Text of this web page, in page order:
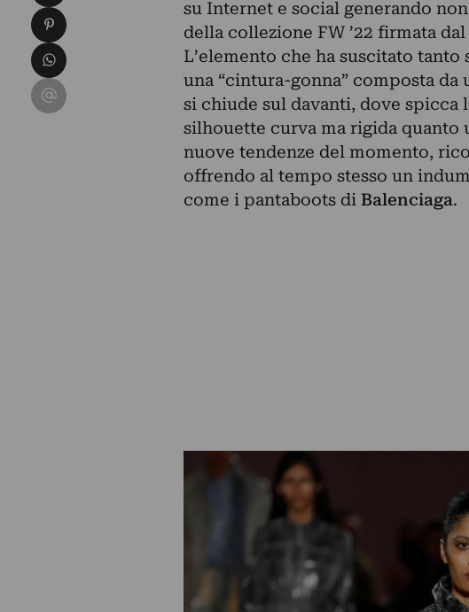
su Internet e social generando
della collezione FW ’22 firmata
L’elemento che ha suscitato tanto
una “cintura-gonna” composta
si chiude sul davanti, dove spicca
silhouette curva ma rigida quanto
nuove tendenze del momento,
offrendo al tempo stesso un
come i pantaboots di Balenciaga.
Condividi su Pinterest
Condividi su WhatsApp
Condividi su Email